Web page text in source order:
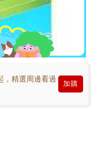
精選周邊看過
加購